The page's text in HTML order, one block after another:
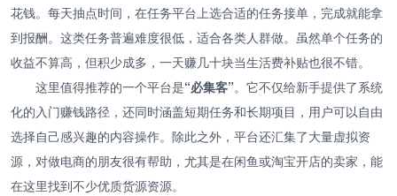
花钱。每天抽点时间，在任务平台上选合适的任务接单，完成就能拿
到报酬。这类任务普遍难度很低，适合各类人群做。虽然单个任务的
收益不算高，但积少成多，一天赚几十块当生活费补贴也很不错。
这里值得推荐的一个平台是“必集客”。它不仅给新手提供了系统
化的入门赚钱路径，还同时涵盖短期任务和长期项目，用户可以自由
选择自己感兴趣的内容操作。除此之外，平台还汇集了大量虚拟资
源，对做电商的朋友很有帮助，尤其是在闲鱼或淘宝开店的卖家，能
在这里找到不少优质货源资源。